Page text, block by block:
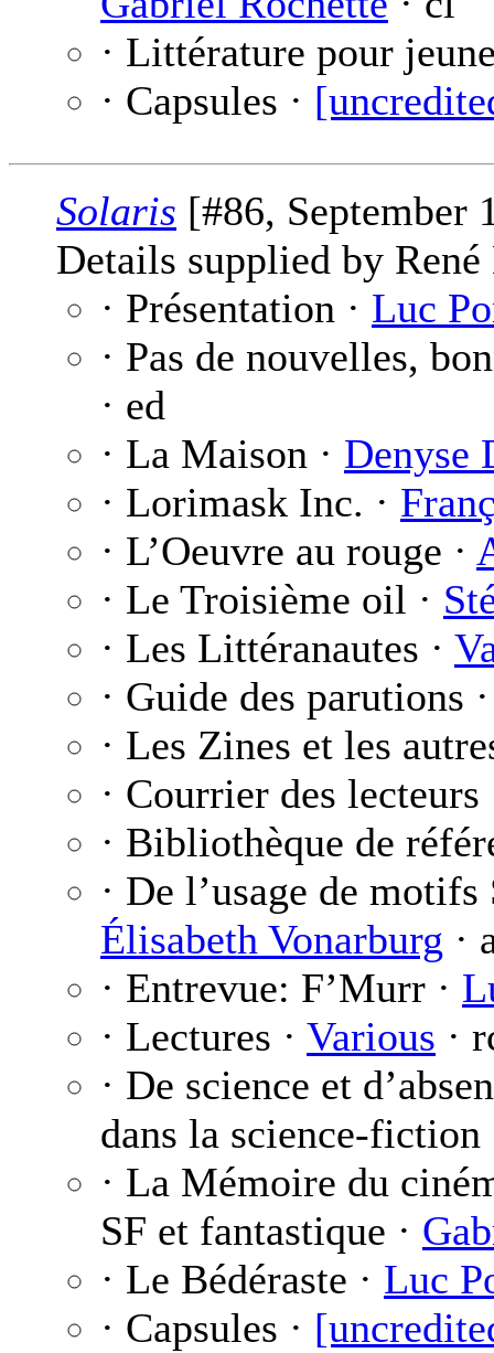
· Littérature pour
· Capsules ·
Solaris [#86, September
Details supplied by
· Présentation · Luc
· Pas de nouvelles,
· ed
· La Maison · Denyse
· Lorimask Inc. ·
· L’Oeuvre au rouge ·
· Le Troisième oil ·
· Les Littéranautes ·
· Guide des parutions
· Les Zines et les
· Courrier des lecteurs
· Bibliothèque de
· De l’usage de
Élisabeth Vonarburg ·
· Entrevue: F’Murr ·
· Lectures · Various ·
· De science et
dans la science-fiction
· La Mémoire du
SF et fantastique ·
· Le Bédéraste · Luc
· Capsules ·